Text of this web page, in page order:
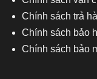
Chính sách trả
Chính sách bảo
Chính sách bảo